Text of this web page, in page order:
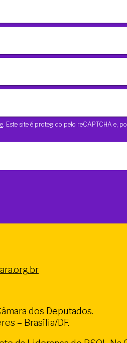
. Este site é protegido pelo reCAPTCHA e,
dos Deputados.
– Brasília/DF.